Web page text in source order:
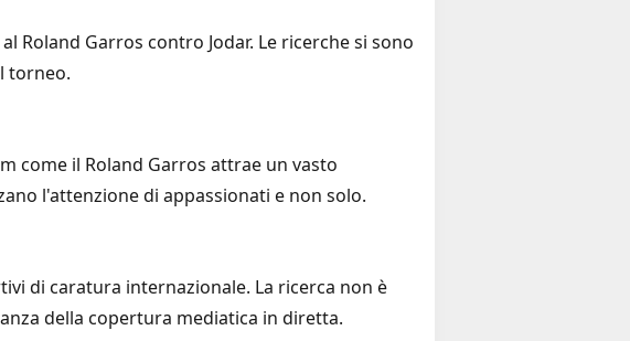
Garros contro Jodar. Le ricerche si sono
torneo.
come il Roland Garros attrae un vasto
l'attenzione di appassionati e non solo.
di caratura internazionale. La ricerca non è
della copertura mediatica in diretta.